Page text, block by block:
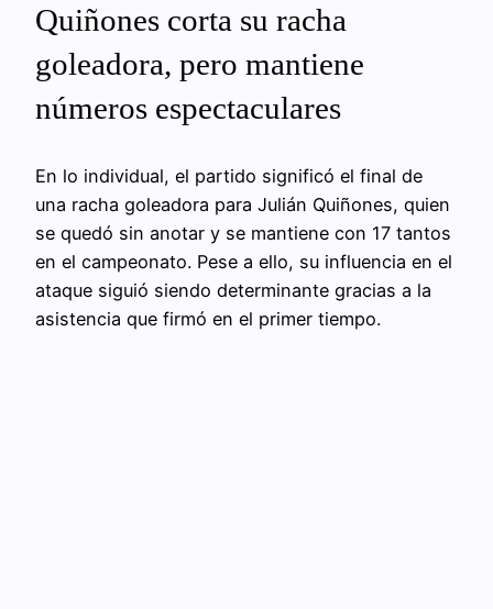
Quiñones corta su racha
goleadora, pero mantiene
números espectaculares
En lo individual, el partido significó el final de
una racha goleadora para Julián Quiñones, quien
se quedó sin anotar y se mantiene con 17 tantos
en el campeonato. Pese a ello, su influencia en el
ataque siguió siendo determinante gracias a la
asistencia que firmó en el primer tiempo.